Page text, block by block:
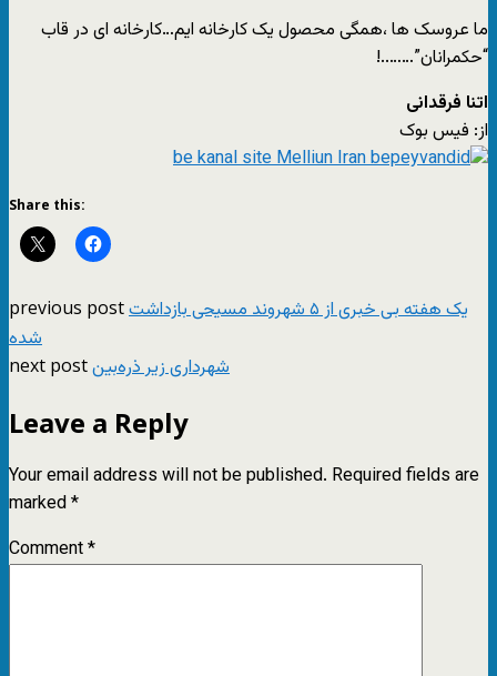
ما عروسک ها ،همگی محصول یک کارخانه ایم…کارخانه ای در قاب
“حکمرانان”……..!
اتنا فرقدانی
از: فیس بوک
Share this:
previous postیک هفته بی خبری از ۵ شهروند مسیحی بازداشت
شده
next postشهرداری زیر ذره‌بین
Leave a Reply
Your email address will not be published. Required fields are
marked*
Comment*